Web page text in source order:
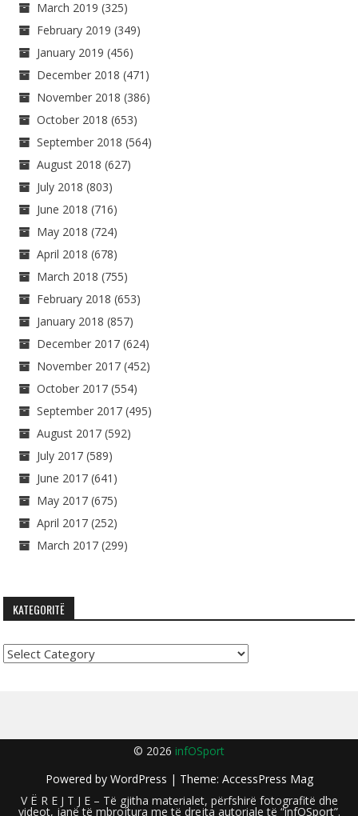
March 2019 (325)
February 2019 (349)
January 2019 (456)
December 2018 (471)
November 2018 (386)
October 2018 (653)
September 2018 (564)
August 2018 (627)
July 2018 (803)
June 2018 (716)
May 2018 (724)
April 2018 (678)
March 2018 (755)
February 2018 (653)
January 2018 (857)
December 2017 (624)
November 2017 (452)
October 2017 (554)
September 2017 (495)
August 2017 (592)
July 2017 (589)
June 2017 (641)
May 2017 (675)
April 2017 (252)
March 2017 (299)
KATEGORITË
Kategoritë
© 2026 infOSport
Powered by WordPress | Theme: AccessPress Mag
V Ë R E J T J E – Të gjitha materialet, përfshirë fotografitë dhe
videot, janë të mbrojtura me të drejta autoriale të “infOSport”.